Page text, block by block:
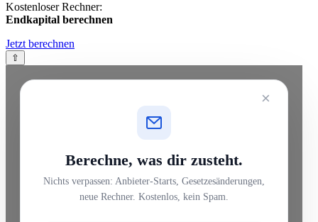
Kostenloser Rechner:
Endkapital berechnen
Jetzt berechnen
⇧
×
Berechne, was dir zusteht.
Nichts verpassen: Anbieter-Starts, Gesetzesänderungen,
neue Rechner. Kostenlos, kein Spam.